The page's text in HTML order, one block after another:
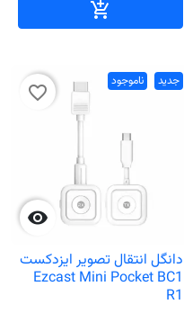

جدید ناموجود

favorite_border
دانگل انتقال تصویر ایزدکست
Ezcast Mini Pocket BC1
R1